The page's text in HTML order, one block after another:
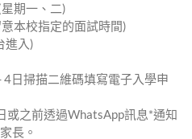
期⼀、⼆)
本校指定的⾯試時間)
⼊)
掃描⼆維碼填寫電⼦⼊學申
之前透過WhatsApp訊息*通知
⻑。